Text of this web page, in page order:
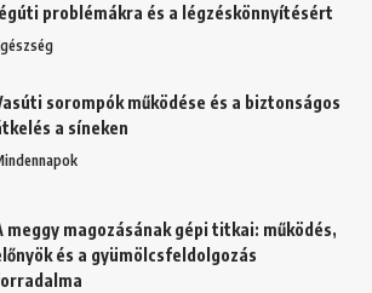
légúti problémákra és a légzéskönnyítésért
sorompók működése és a biztonságos
a síneken
meggy magozásának gépi titkai: működés,
és a gyümölcsfeldolgozás